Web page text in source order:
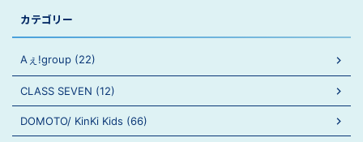
カテゴリー
Aぇ!group (22)
CLASS SEVEN (12)
DOMOTO/ KinKi Kids (66)